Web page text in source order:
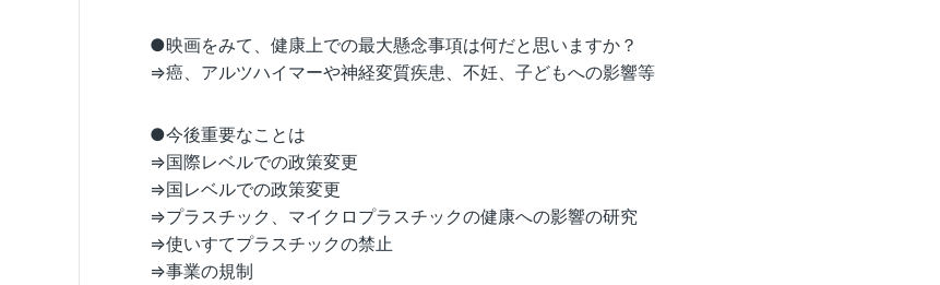
●映画をみて、健康上での最大懸念事項は何だと思いますか？
⇒癌、アルツハイマーや神経変質疾患、不妊、子どもへの影響等
●今後重要なことは
⇒国際レベルでの政策変更
⇒国レベルでの政策変更
⇒プラスチック、マイクロプラスチックの健康への影響の研究
⇒使いすてプラスチックの禁止
⇒事業の規制